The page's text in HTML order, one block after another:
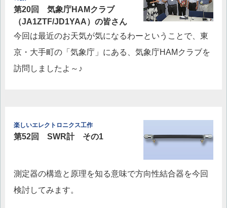
第20回 気象庁HAMクラブ
（JA1ZTF/JD1YAA）の皆さん
今回は最近のお天気が気になるわーということで、東
京・大手町の「気象庁」にある、気象庁HAMクラブを
訪問しましたよ～♪
楽しいエレクトロニクス工作
第52回 SWR計 その1
測定器の構造と原理を知る意味で方向性結合器を今回
検討してみます。